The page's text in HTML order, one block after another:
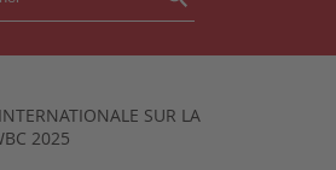
ÉVÉNEMENTS
INSTITUTIONS
SUR LA
2025